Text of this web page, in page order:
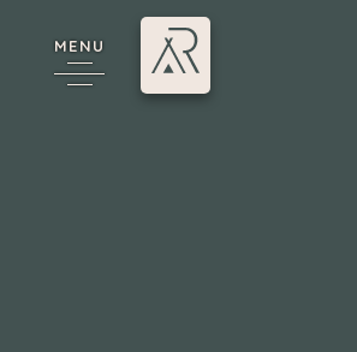
MENU